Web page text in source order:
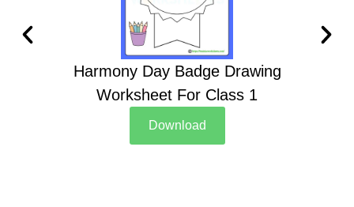
Harmony Day Badge Drawing
Worksheet For Class 1
Download